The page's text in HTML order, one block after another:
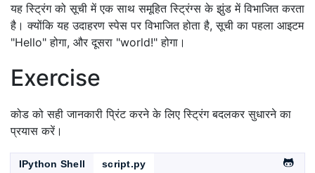
यह स्ट्रिंग को सूची में एक साथ समूहित स्ट्रिंग्स के झुंड में विभाजित करता
है। क्योंकि यह उदाहरण स्पेस पर विभाजित होता है, सूची का पहला आइटम
"Hello" होगा, और दूसरा "world!" होगा।
Exercise
कोड को सही जानकारी प्रिंट करने के लिए स्ट्रिंग बदलकर सुधारने का
प्रयास करें।
IPython Shell
script.py